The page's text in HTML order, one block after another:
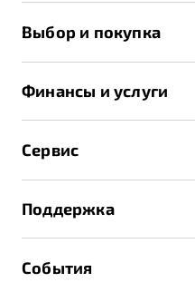
X70
Выбор и покупка
Спецпредложения и Акции
Записаться на тест-драйв
Получить предложение
Финансы и услуги
Трейд-ин
Страхование
Расчет КАСКО
Сервис
Руководство по эксплуатации
Техническое обслуживание
Поддержка
События